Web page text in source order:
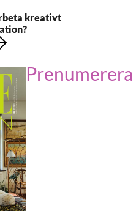
kreativt
Prenumerera